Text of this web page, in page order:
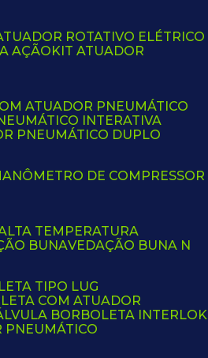
ATUADOR ROTATIVO ELÉTRICO
AÇÃO
KIT ATUADOR
ATUADOR PNEUMÁTICO
INTERATIVA
PNEUMÁTICO DUPLO
MANÔMETRO DE COMPRESSOR
TEMPERATURA
BUNA VEDAÇÃO BUNA N
TIPO LUG
COM ATUADOR
BORBOLETA INTERLOK
PNEUMÁTICO